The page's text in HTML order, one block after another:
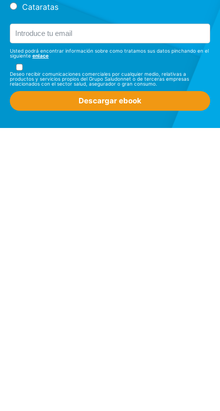
Cataratas
Usted podrá encontrar información sobre como tratamos sus datos pinchando en el
siguiente enlace
Deseo recibir comunicaciones comerciales por cualquier medio, relativas a
productos y servicios propios del Grupo Saludonnet o de terceras empresas
relacionados con el sector salud, asegurador o gran consumo.
Descargar ebook